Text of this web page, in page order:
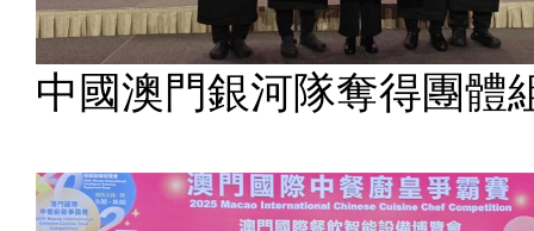
中國澳門銀河隊奪得團體